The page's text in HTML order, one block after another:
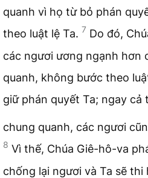
quanh vì họ từ bỏ phán
theo luật lệ Ta. 7 Do đó,
các ngươi ương ngạnh hơn
quanh, không bước theo
giữ phán quyết Ta; ngay cả
chung quanh, các ngươi
8 Vì thế, Chúa Giê-hô-va
chống lại ngươi và Ta sẽ